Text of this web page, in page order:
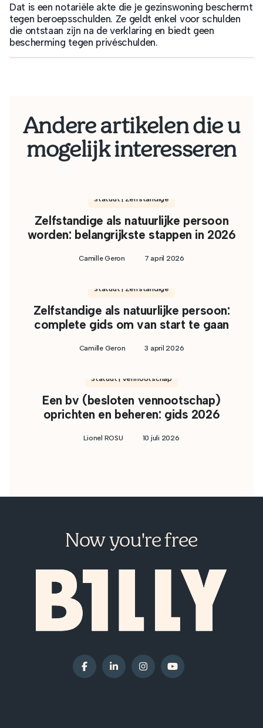
Dat is een notariële akte die je gezinswoning beschermt
tegen beroepsschulden. Ze geldt enkel voor schulden
die ontstaan zijn na de verklaring en biedt geen
bescherming tegen privéschulden.
Andere artikelen die u
mogelijk interesseren
Statuut | Zelfstandige
Zelfstandige als natuurlijke persoon
worden: belangrijkste stappen in 2026
Camille Geron 7 april 2026
Statuut | Zelfstandige
Zelfstandige als natuurlijke persoon:
complete gids om van start te gaan
Camille Geron 3 april 2026
Statuut | Vennootschap
Een bv (besloten vennootschap)
oprichten en beheren: gids 2026
Lionel ROSU 10 juli 2026
Now you're free